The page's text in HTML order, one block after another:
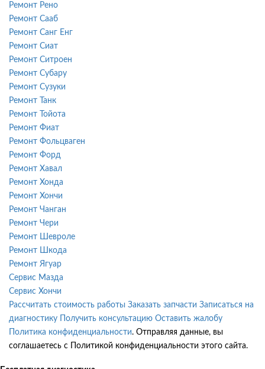
Ремонт Рено
Ремонт Сааб
Ремонт Санг Енг
Ремонт Сиат
Ремонт Ситроен
Ремонт Субару
Ремонт Сузуки
Ремонт Танк
Ремонт Тойота
Ремонт Фиат
Ремонт Фольцваген
Ремонт Форд
Ремонт Хавал
Ремонт Хонда
Ремонт Хончи
Ремонт Чанган
Ремонт Чери
Ремонт Шевроле
Ремонт Шкода
Ремонт Ягуар
Сервис Мазда
Сервис Хончи
Рассчитать стоимость работы Заказать запчасти Записаться на
диагностику
Получить консультацию Оставить жалобу
Политика конфиденциальности. Отправляя данные, вы
соглашаетесь с Политикой конфиденциальности этого сайта.